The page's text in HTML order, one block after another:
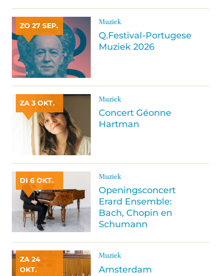
ZO 27 SEP. Muziek
Q.Festival-Portugese
Muziek 2026
ZA 3 OKT. Muziek
Concert Géonne
Hartman
DI 6 OKT. Muziek
Openingsconcert
Erard Ensemble:
Bach, Chopin en
Schumann
ZA 24
OKT.
Muziek
Amsterdam